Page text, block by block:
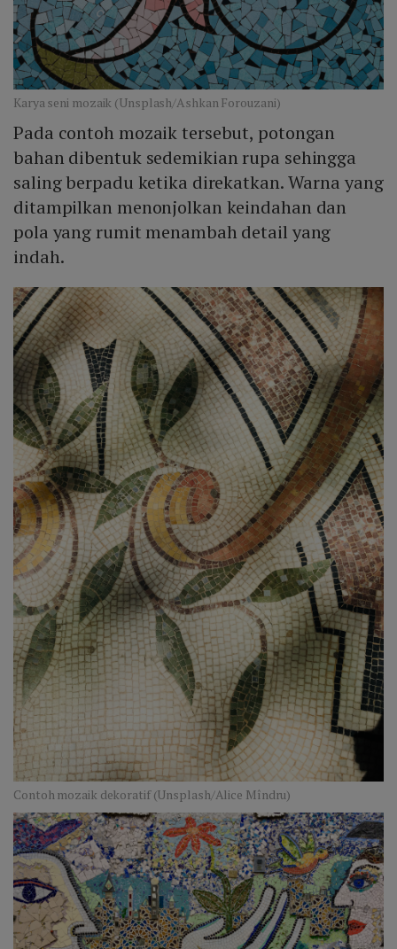
Karya seni mozaik (Unsplash/Ashkan Forouzani)
Pada contoh mozaik tersebut, potongan
bahan dibentuk sedemikian rupa sehingga
saling berpadu ketika direkatkan. Warna yang
ditampilkan menonjolkan keindahan dan
pola yang rumit menambah detail yang
indah.
Contoh mozaik dekoratif (Unsplash/Alice Mîndru)